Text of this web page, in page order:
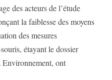
des acteurs de l’étude
la faiblesse des moyens
des mesures
étayant le dossier
Environnement, ont